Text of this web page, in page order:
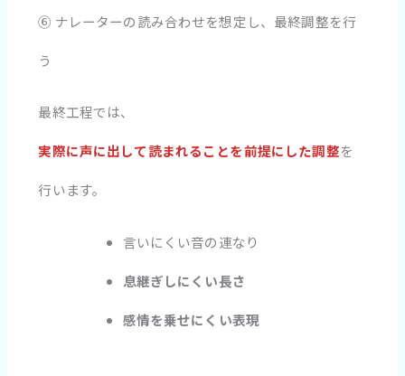
⑥ ナレーターの読み合わせを想定し、最終調整を行
う
最終工程では、
実際に声に出して読まれることを前提にした調整を
行います。
言いにくい音の連なり
息継ぎしにくい長さ
感情を乗せにくい表現